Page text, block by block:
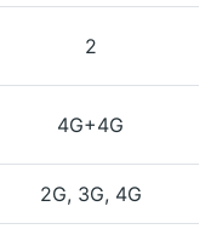
2
4G+4G
2G, 3G, 4G